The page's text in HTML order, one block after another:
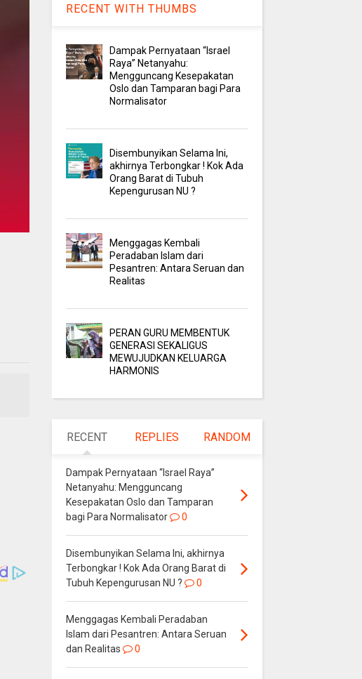
RECENT WITH THUMBS
Dampak Pernyataan “Israel
Raya” Netanyahu:
Mengguncang Kesepakatan
Oslo dan Tamparan bagi Para
Normalisator
Disembunyikan Selama Ini,
akhirnya Terbongkar ! Kok Ada
Orang Barat di Tubuh
Kepengurusan NU ?
Menggagas Kembali
Peradaban Islam dari
Pesantren: Antara Seruan dan
Realitas
PERAN GURU MEMBENTUK
GENERASI SEKALIGUS
MEWUJUDKAN KELUARGA
HARMONIS
RECENT REPLIES RANDOM
Dampak Pernyataan “Israel Raya”
Netanyahu: Mengguncang
Kesepakatan Oslo dan Tamparan
bagi Para Normalisator
0
Disembunyikan Selama Ini, akhirnya
Terbongkar ! Kok Ada Orang Barat di
Tubuh Kepengurusan NU ?
0
Menggagas Kembali Peradaban
Islam dari Pesantren: Antara Seruan
dan Realitas
0